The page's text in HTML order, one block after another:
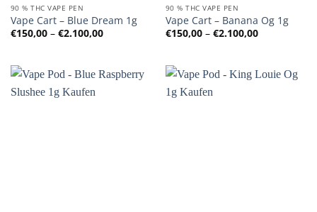
90 % THC VAPE PEN
Vape Cart – Blue Dream 1g
€150,00 – €2.100,00Preisspanne:
90 % THC VAPE PEN
Vape Cart – Banana Og 1g
€150,00 – €2.100,00